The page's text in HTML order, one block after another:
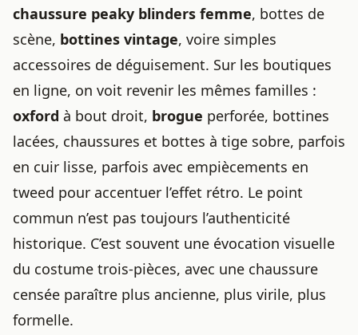
chaussure peaky blinders femme, bottes de
scène, bottines vintage, voire simples
accessoires de déguisement. Sur les boutiques
en ligne, on voit revenir les mêmes familles :
oxford à bout droit, brogue perforée, bottines
lacées, chaussures et bottes à tige sobre, parfois
en cuir lisse, parfois avec empiècements en
tweed pour accentuer l’effet rétro. Le point
commun n’est pas toujours l’authenticité
historique. C’est souvent une évocation visuelle
du costume trois-pièces, avec une chaussure
censée paraître plus ancienne, plus virile, plus
formelle.